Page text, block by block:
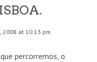
2008 at 10:13 pm
percorremos, o